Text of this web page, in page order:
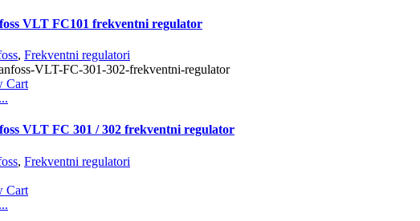
VLT FC101 frekventni regulator
, Frekventni regulatori
Cart
VLT FC 301 / 302 frekventni regulator
, Frekventni regulatori
Cart